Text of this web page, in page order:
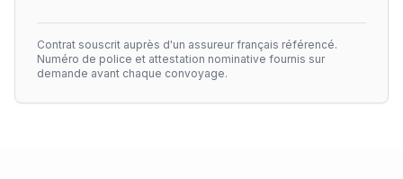
Contrat souscrit auprès d'un assureur français référencé.
Numéro de police et attestation nominative fournis sur
demande avant chaque convoyage.